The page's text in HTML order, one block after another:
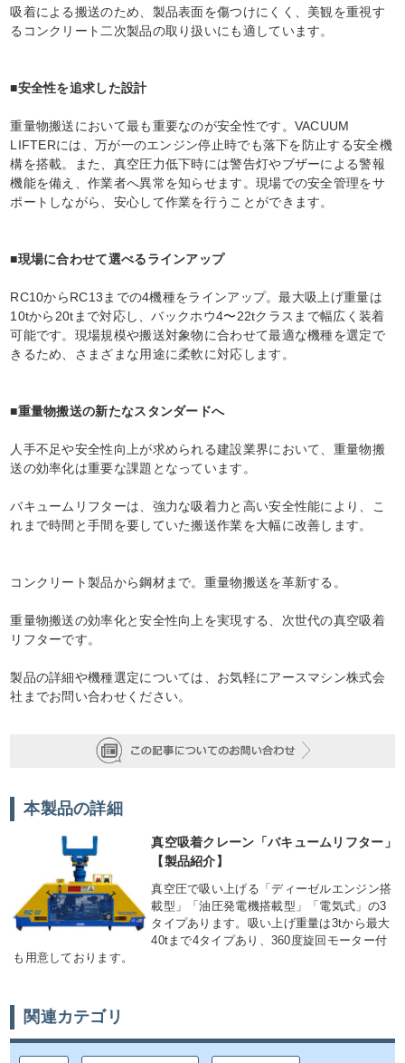
吸着による搬送のため、製品表面を傷つけにくく、美観を重視す
るコンクリート二次製品の取り扱いにも適しています。
■安全性を追求した設計
重量物搬送において最も重要なのが安全性です。VACUUM
LIFTERには、万が一のエンジン停止時でも落下を防止する安全機
構を搭載。また、真空圧力低下時には警告灯やブザーによる警報
機能を備え、作業者へ異常を知らせます。現場での安全管理をサ
ポートしながら、安心して作業を行うことができます。
■現場に合わせて選べるラインアップ
RC10からRC13までの4機種をラインアップ。最大吸上げ重量は
10tから20tまで対応し、バックホウ4〜22tクラスまで幅広く装着
可能です。現場規模や搬送対象物に合わせて最適な機種を選定で
きるため、さまざまな用途に柔軟に対応します。
■重量物搬送の新たなスタンダードへ
人手不足や安全性向上が求められる建設業界において、重量物搬
送の効率化は重要な課題となっています。
バキュームリフターは、強力な吸着力と高い安全性能により、こ
れまで時間と手間を要していた搬送作業を大幅に改善します。
コンクリート製品から鋼材まで。重量物搬送を革新する。
重量物搬送の効率化と安全性向上を実現する、次世代の真空吸着
リフターです。
製品の詳細や機種選定については、お気軽にアースマシン株式会
社までお問い合わせください。
本製品の詳細
真空吸着クレーン「バキュームリフター」
【製品紹介】
真空圧で吸い上げる「ディーゼルエンジン搭
載型」「油圧発電機搭載型」「電気式」の3
タイプあります。吸い上げ重量は3tから最大
40tまで4タイプあり、360度旋回モーター付
も用意しております。
関連カテゴリ